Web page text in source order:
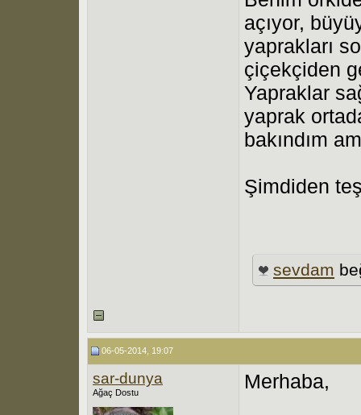
açıyor,
yaprakları
çiçekçiden
Yapraklar
yaprak
bakındım
Şimdiden
sevdam
06-05-2014, 19:07
sar-dunya
Ağaç Dostu Merhaba,